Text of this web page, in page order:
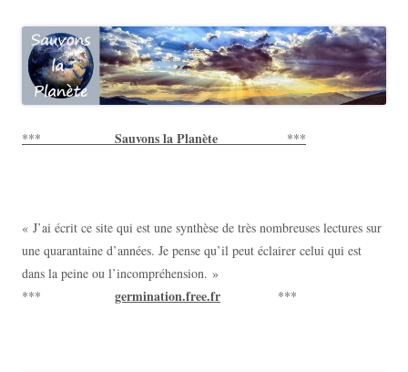
*** Sauvons la Planète ***
« J’ai écrit ce site qui est une synthèse de très nombreuses lectures sur
une quarantaine d’années. Je pense qu’il peut éclairer celui qui est
dans la peine ou l’incompréhension. »
*** germination.free.fr ***